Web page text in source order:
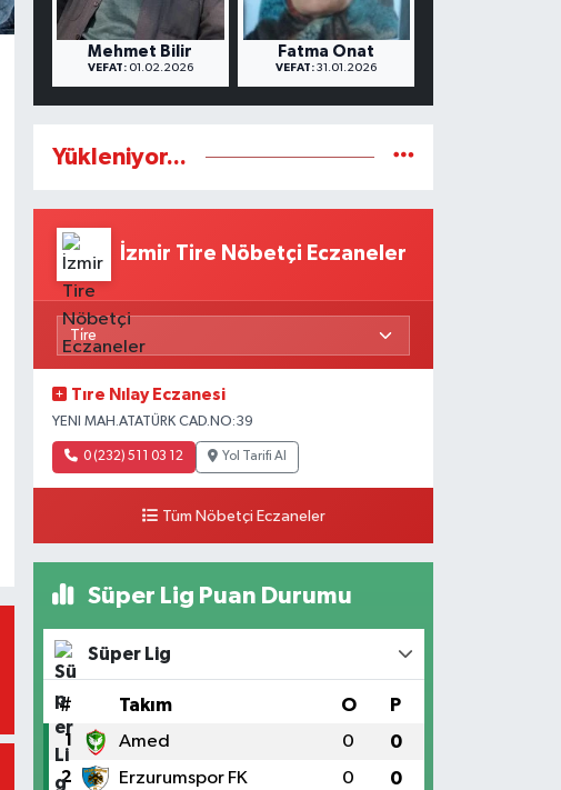
Mehmet Bilir
VEFAT:01.02.2026
Fatma Onat
VEFAT: 31.01.2026
Yükleniyor...
İzmir Tire Nöbetçi Eczaneler
Tıre Nılay Eczanesi
YENI MAH.ATATÜRK CAD.NO:39
0 (232) 511 03 12 Yol Tarifi Al
Tüm Nöbetçi Eczaneler
Süper Lig Puan Durumu
Süper Lig
# Takım O P
1 Amed 0 0
2 Erzurumspor FK 0 0